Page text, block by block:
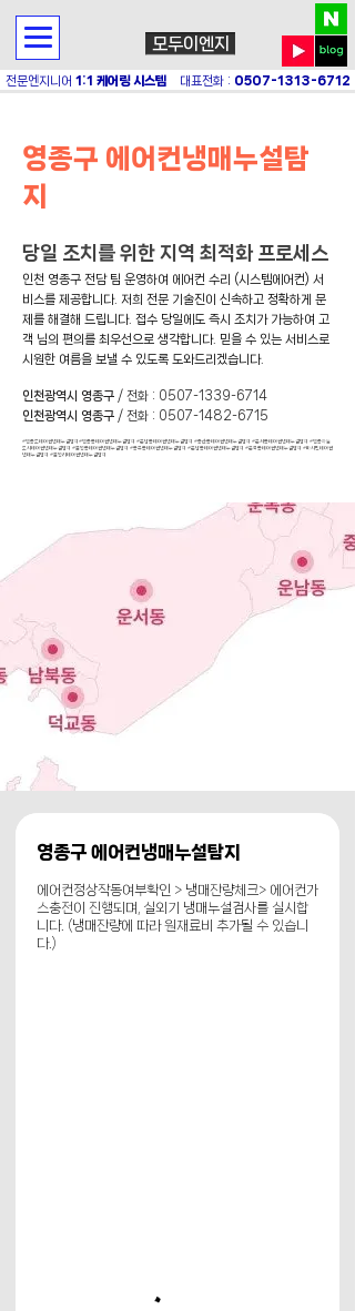
모두이엔지
전문엔지니어 1:1 케어링 시스템 대표전화 : 0507-1313-6712
영종구 에어컨냉매누설탐
지
당일 조치를 위한 지역 최적화 프로세스
인천 영종구 전담 팀 운영하여 에어컨 수리 (시스템에어컨) 서
비스를 제공합니다. 저희 전문 기술진이 신속하고 정확하게 문
제를 해결해 드립니다. 접수 당일에도 즉시 조치가 가능하여 고
객 님의 편의를 최우선으로 생각합니다. 믿을 수 있는 서비스로
시원한 여름을 보낼 수 있도록 도와드리겠습니다.
인천광역시 영종구 / 전화 : 0507-1339-6714
인천광역시 영종구 / 전화 : 0507-1482-6715
#영종도에어컨냉매누설탐지#영종동에어컨냉매누설탐지 #운남동에어컨냉매누설탐지 #중산동에어컨냉매누설탐지 #운서동에어컨냉매누설탐지 #영종하늘
도시에어컨냉매누설탐지 #을왕동에어컨냉매누설탐지 #용유동에어컨냉매누설탐지 #운남동에어컨냉매누설탐지 #운북동에어컨냉매누설탐지 #마시안에어컨
냉매누설탐지 #을왕리에어컨냉매누설탐지
영종구 에어컨냉매누설탐지
에어컨정상작동여부확인 > 냉매잔량체크> 에어컨가
스충전이 진행되며, 실외기 냉매누설검사를 실시합
니다. (냉매잔량에 따라 원재료비 추가될 수 있습니
다.)